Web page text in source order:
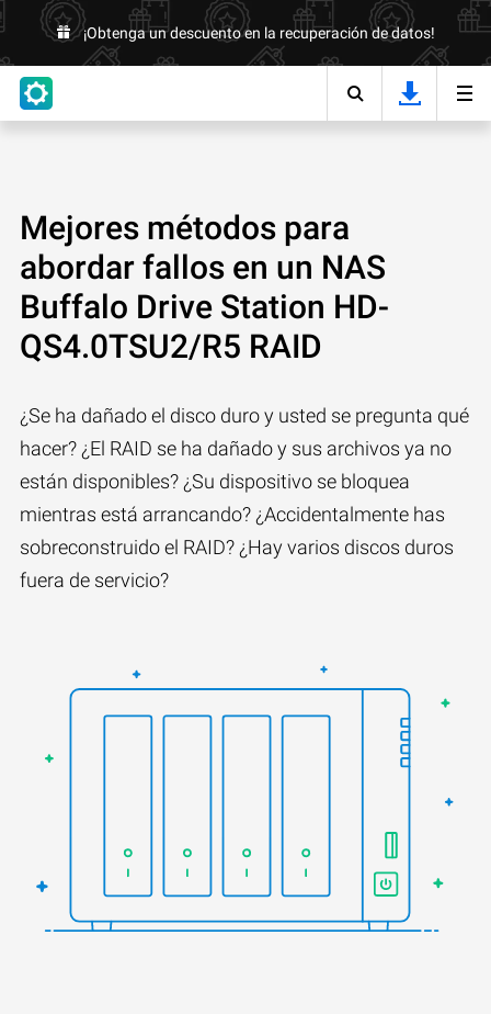
¡Obtenga un descuento en la recuperación de datos!
Mejores métodos para
abordar fallos en un NAS
Buffalo Drive Station HD-
QS4.0TSU2/R5 RAID
¿Se ha dañado el disco duro y usted se pregunta qué
hacer? ¿El RAID se ha dañado y sus archivos ya no
están disponibles? ¿Su dispositivo se bloquea
mientras está arrancando? ¿Accidentalmente has
sobreconstruido el RAID? ¿Hay varios discos duros
fuera de servicio?